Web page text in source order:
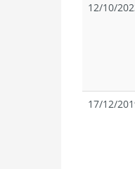
12/10/
17/12/